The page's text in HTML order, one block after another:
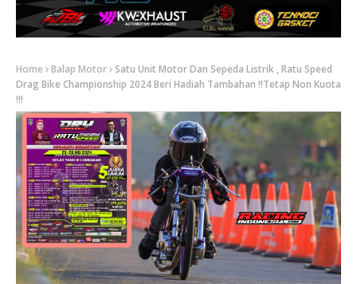
Home Balap Motor Satu Unit Motor Dan Sepeda Listrik , Ratu Speed
Drag Bike Championship 2024 Beri Hadiah Tambahan !!Tetap Non Kuota
!!!